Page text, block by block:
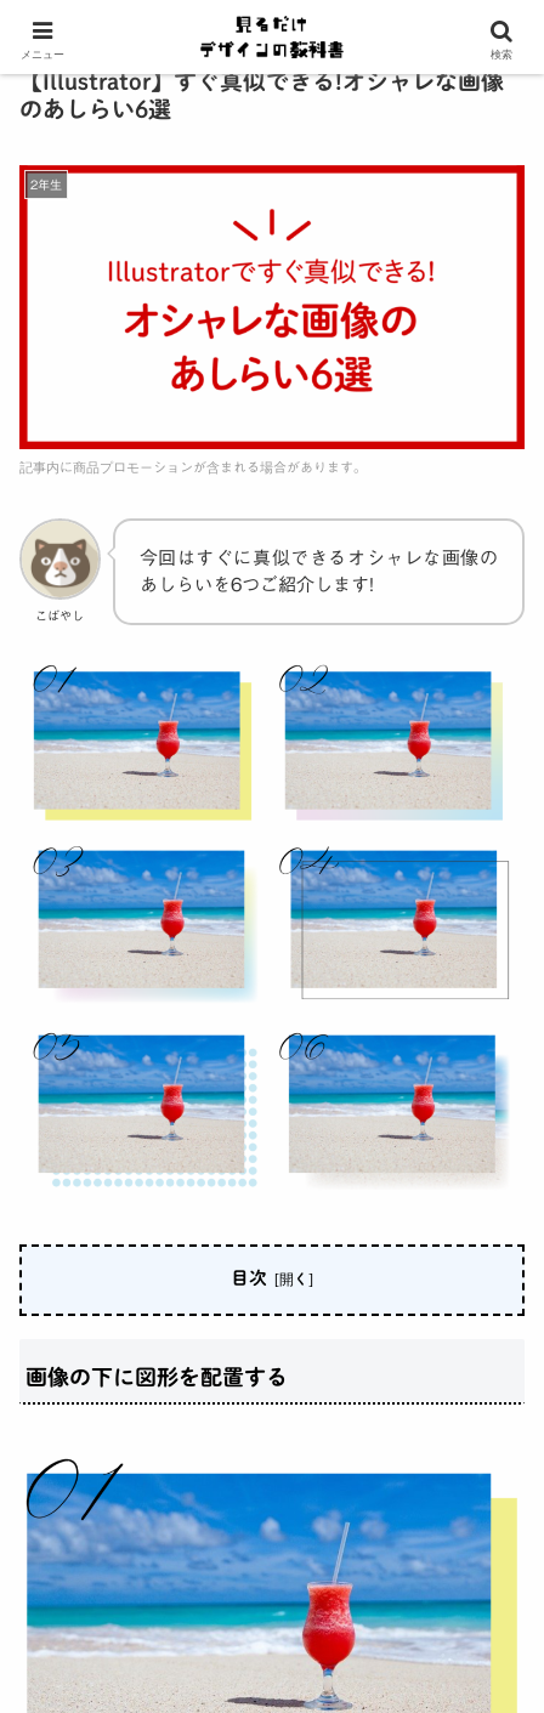
【Illustrator】すぐ真似できる!オシャレな画像
のあしらい6選
2年生
こばやし
今回はすぐに真似できるオシャレな画像の
あしらいを6つご紹介します!
目次
画像の下に図形を配置する
メニュー 検索